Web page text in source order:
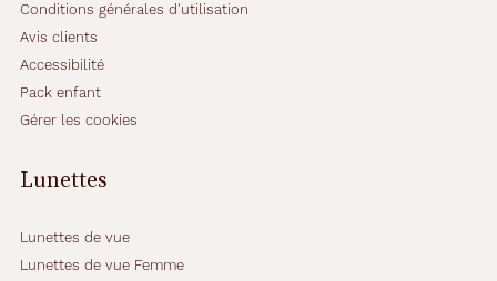
Conditions générales d'utilisation
Avis clients
Accessibilité
Pack enfant
Gérer les cookies
Lunettes
Lunettes de vue
Lunettes de vue Femme